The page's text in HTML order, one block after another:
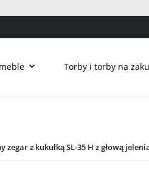
meble Torby i torby na
zegar z kukułką SL-35 H z głową